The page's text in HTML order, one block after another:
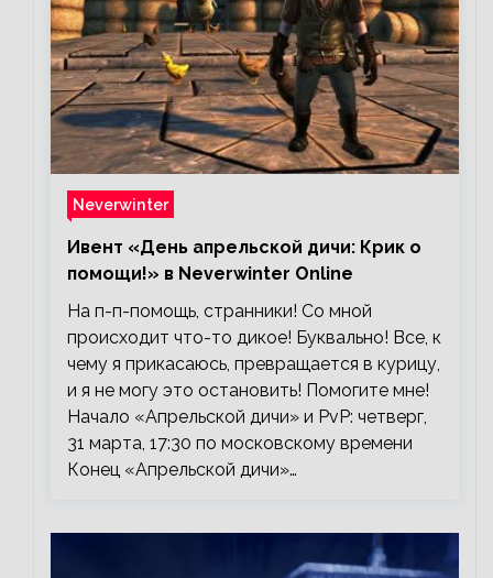
Neverwinter
Ивент «День апрельской дичи: Крик о
помощи!» в Neverwinter Online
На п-п-помощь, странники! Со мной
происходит что-то дикое! Буквально! Все, к
чему я прикасаюсь, превращается в курицу,
и я не могу это остановить! Помогите мне!
Начало «Апрельской дичи» и PvP: четверг,
31 марта, 17:30 по московскому времени
Конец «Апрельской дичи»…